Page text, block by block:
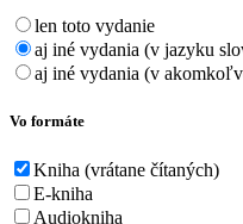
len toto vydanie
aj iné vydania (v jazyku
aj iné vydania (v
Vo formáte
Kniha (vrátane čítaných)
E-kniha
Audiokniha